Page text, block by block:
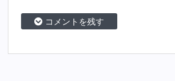
コメントを残す